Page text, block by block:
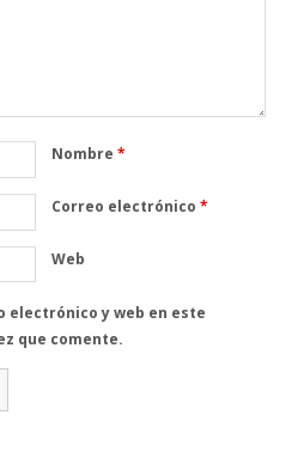
Nombre*
Correo electrónico*
Web
electrónico y web en este
que comente.